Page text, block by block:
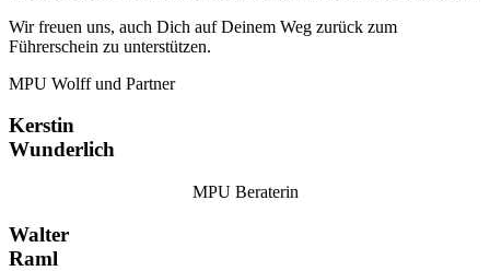
Wir freuen uns, auch Dich auf Deinem Weg zurück zum
Führerschein zu unterstützen.
MPU Wolff und Partner
Kerstin
Wunderlich
MPU Beraterin
Walter
Raml